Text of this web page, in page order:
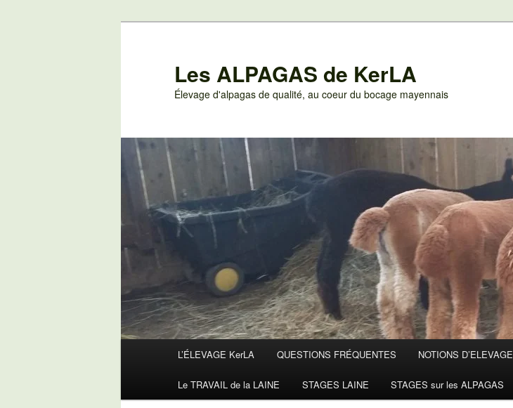
Les ALPAGAS de KerLA
Élevage d'alpagas de qualité, au coeur du bocage mayennais
L’ÉLEVAGE KerLA QUESTIONS FRÉQUENTES NOTIONS D’ELEVAGE
Le TRAVAIL de la LAINE STAGES LAINE STAGES sur les ALPAGAS